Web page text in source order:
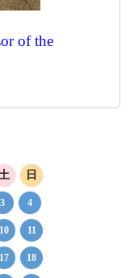
of the
土 日
3 4
10 11
17 18